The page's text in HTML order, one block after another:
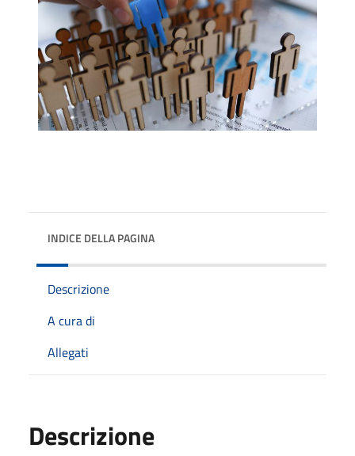
INDICE DELLA PAGINA
Descrizione
A cura di
Allegati
Descrizione